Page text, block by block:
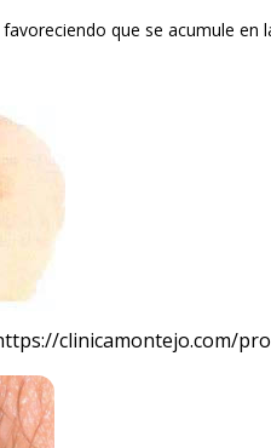
que se acumule en
clinicamontejo.com/